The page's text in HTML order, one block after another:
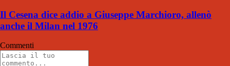
Il Cesena dice addio a Giuseppe Marchioro, allenò
anche il Milan nel 1976
Commenti